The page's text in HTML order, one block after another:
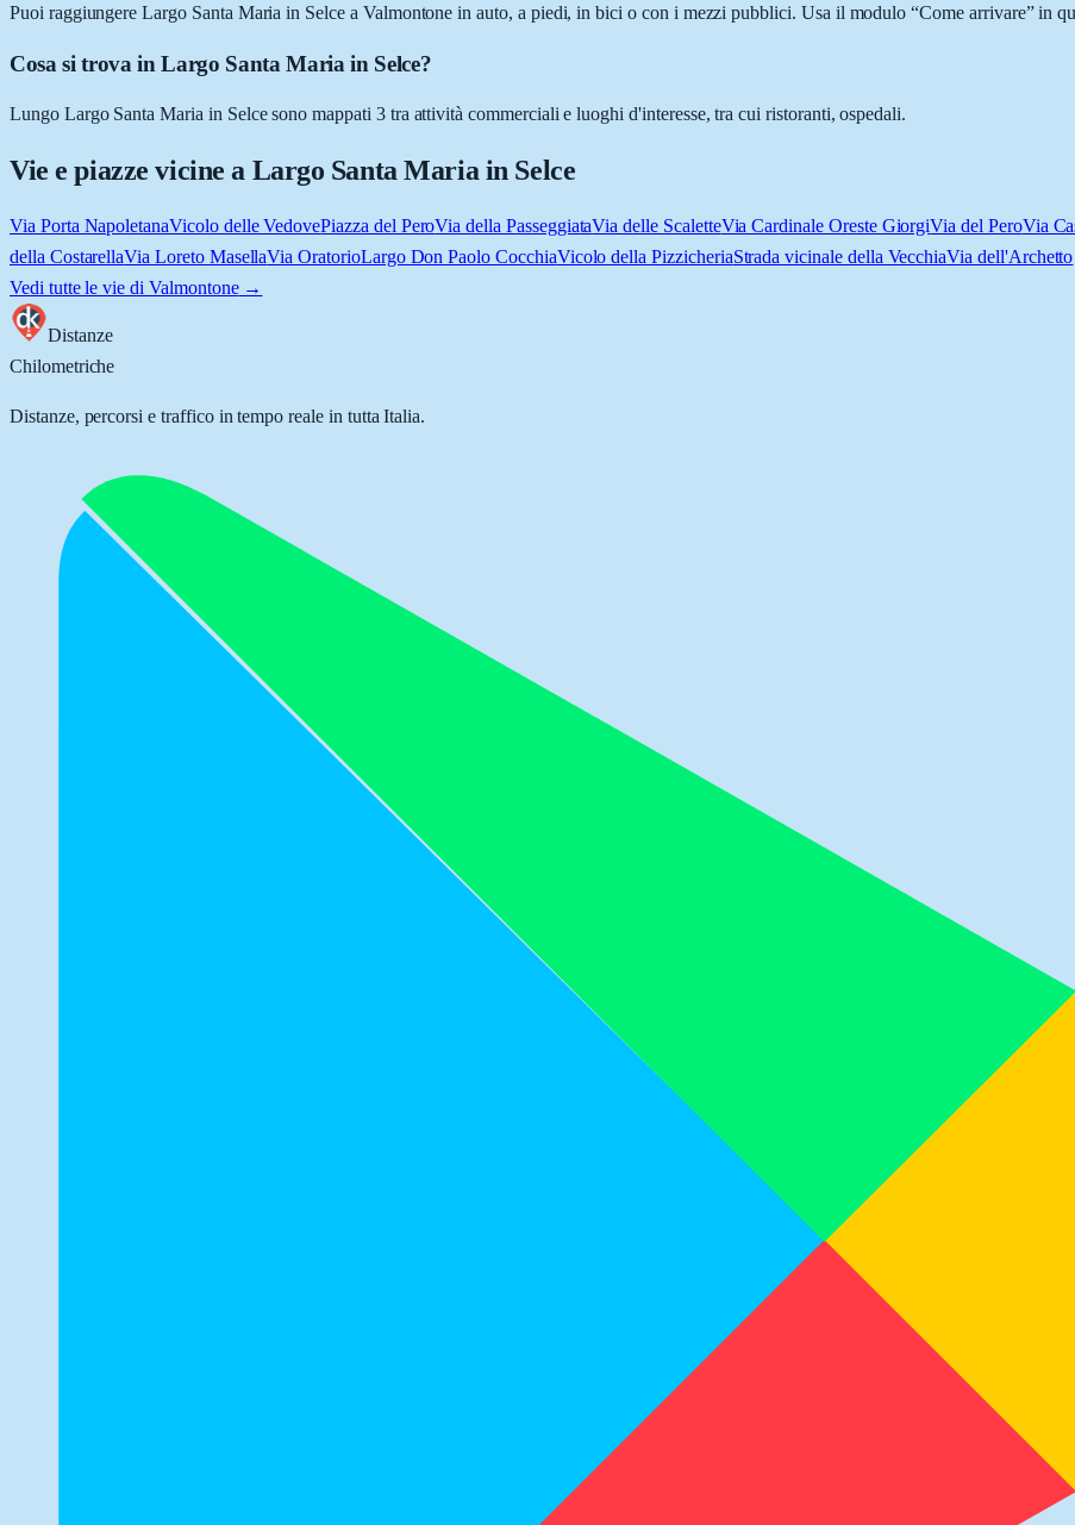
Puoi raggiungere Largo Santa Maria in Selce a Valmontone in auto, a piedi, in bici o con i mezzi pubblici. Usa il modulo “Come arrivare” in
Cosa si trova in Largo Santa Maria in Selce?
Lungo Largo Santa Maria in Selce sono mappati 3 tra attività commerciali e luoghi d'interesse, tra cui ristoranti, ospedali.
Vie e piazze vicine a Largo Santa Maria in Selce
Via Porta NapoletanaVicolo delle VedovePiazza del PeroVia della PasseggiataVia delle ScaletteVia Cardinale Oreste GiorgiVia del PeroVia
della CostarellaVia Loreto MasellaVia OratorioLargo Don Paolo CocchiaVicolo della PizzicheriaStrada vicinale della VecchiaVia dell'Archetto
Vedi tutte le vie di Valmontone→
Distanze
Chilometriche
Distanze, percorsi e traffico in tempo reale in tutta Italia.